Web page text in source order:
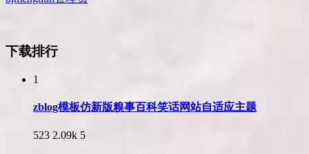
下载排行
1
zblog模板仿新版糗事百科笑话网站自适应主题
523 2.09k 5